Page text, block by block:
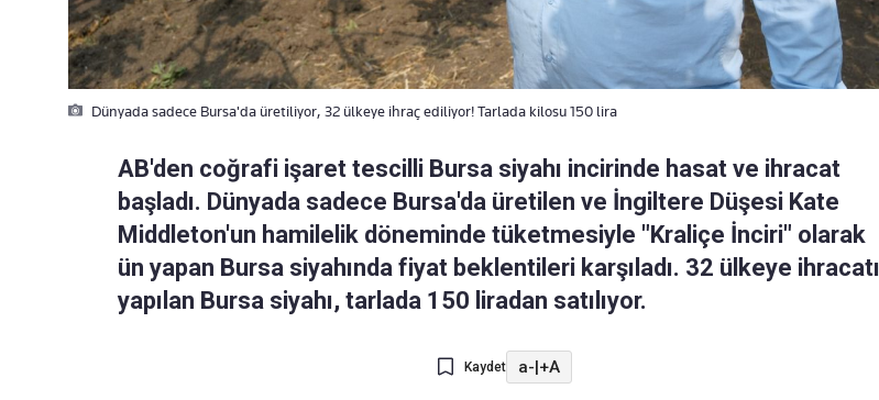
Dünyada sadece Bursa'da üretiliyor, 32 ülkeye ihraç ediliyor! Tarlada kilosu 150 lira
AB'den coğrafi işaret tescilli Bursa siyahı incirinde hasat ve ihracat
başladı. Dünyada sadece Bursa'da üretilen ve İngiltere Düşesi Kate
Middleton'un hamilelik döneminde tüketmesiyle "Kraliçe İnciri" olarak
ün yapan Bursa siyahında fiyat beklentileri karşıladı. 32 ülkeye ihracatı
yapılan Bursa siyahı, tarlada 150 liradan satılıyor.
Kaydet a-|+A